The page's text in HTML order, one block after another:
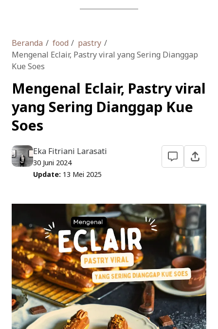
Kuliner Bandung
Keuangan RT
Traveling
Beranda food
pastry
Mengenal Eclair, Pastry viral yang Sering Dianggap
Kue Soes
Mengenal Eclair, Pastry viral
yang Sering Dianggap Kue
Soes
Eka Fitriani Larasati
30 Juni 2024
Update: 13 Mei 2025